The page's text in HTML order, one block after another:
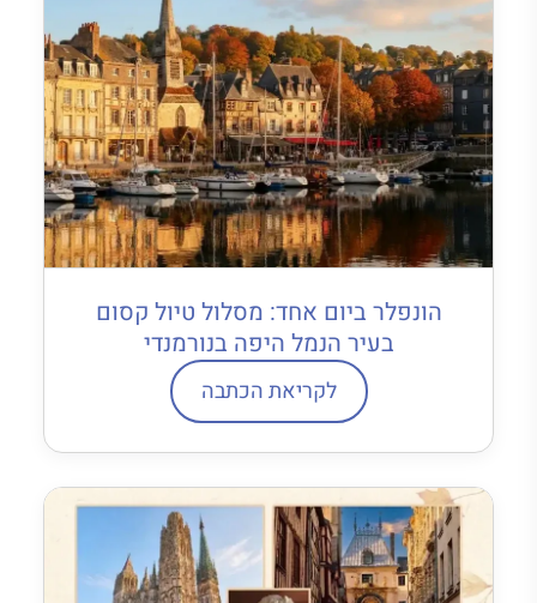
הונפלר ביום אחד: מסלול טיול קסום
בעיר הנמל היפה בנורמנדי
לקריאת הכתבה